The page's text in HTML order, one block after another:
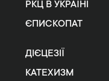
РКЦ В УКРАЇНІ
ЄПИСКОПАТ
ДІЄЦЕЗІЇ
КАТЕХИЗМ